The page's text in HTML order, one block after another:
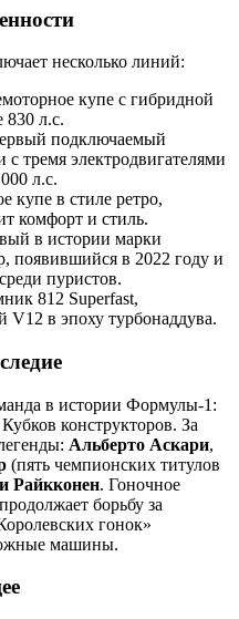
несколько линий:
купе с гибридной
830 л.с.
подключаемый
тремя электродвигателями
л.с.
купе в стиле ретро,
комфорт и стиль.
в истории марки
появившийся в 2022 году и
пуристов.
812 Superfast,
в эпоху турбонаддува.
в истории Формулы-1:
конструкторов. За
Альберто Аскари,
(пять чемпионских титулов
Райкконен. Гоночное
продолжает борьбу за
гонок»
машины.